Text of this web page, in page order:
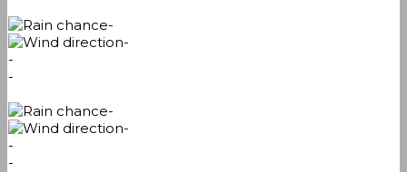
-
-
-
-
-
-
-
-